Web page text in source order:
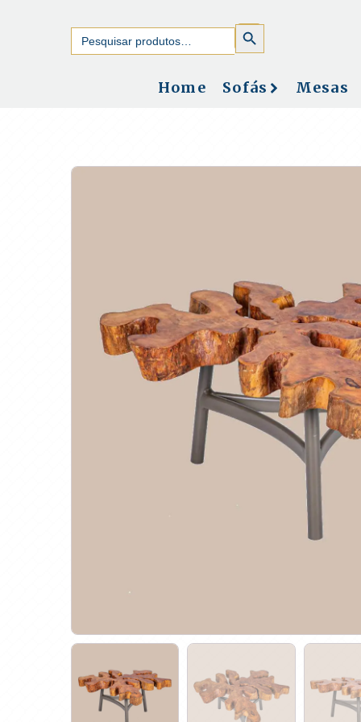
Search
for:
SEARCH
BUTTON
Home Sofás Mesas